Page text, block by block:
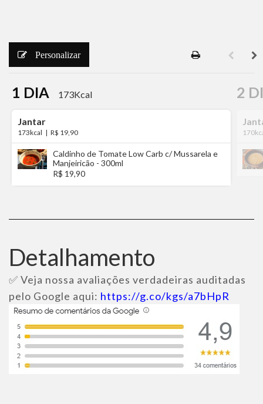
Personalizar
1 DIA 173Kcal
Jantar
173kcal | R$ 19,90
Caldinho de Tomate Low Carb c/ Mussarela e
Manjeiricão - 300ml
R$ 19,90
2
Detalhamento
✅ Veja nossa avaliações verdadeiras auditadas
pelo Google aqui: https://g.co/kgs/a7bHpR